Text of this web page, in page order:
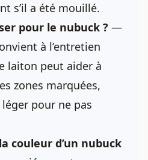
s’il a été mouillé.
pour le nubuck ? —
à l’entretien
laiton peut aider à
zones marquées,
pour ne pas
couleur d’un nubuck